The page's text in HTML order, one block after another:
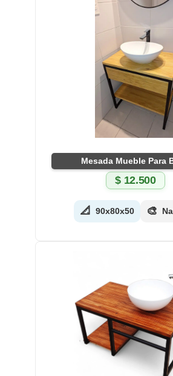
Mesada Mueble Para
$12.500
📐 90x80x50 🎨